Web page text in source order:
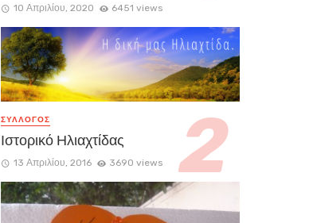
10 Απριλίου, 2020 6451 views
ΣΥΛΛΟΓΟΣ
Ιστορικό Ηλιαχτίδας
13 Απριλίου, 2016 3690 views